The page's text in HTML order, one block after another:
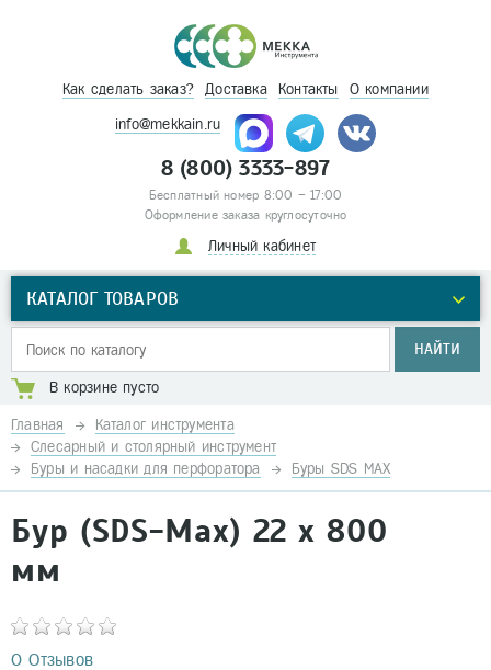
Как сделать заказ? Доставка Контакты О компании
info@mekkain.ru
8 (800) 3333-897
Бесплатный номер 8:00 – 17:00
Оформление заказа круглосуточно
Личный кабинет
КАТАЛОГ ТОВАРОВ
НАЙТИ
В корзине пусто
Главная
Каталог инструмента
Слесарный и столярный инструмент
Буры и насадки для перфоратора
Буры SDS MAX
Бур (SDS-Мах) 22 х 800
мм
0 Отзывов